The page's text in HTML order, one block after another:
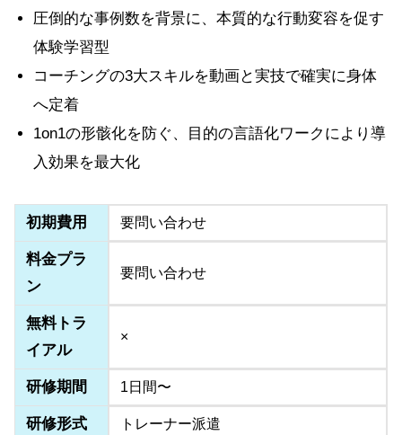
圧倒的な事例数を背景に、本質的な行動変容を促す
体験学習型
コーチングの3大スキルを動画と実技で確実に身体
へ定着
1on1の形骸化を防ぐ、目的の言語化ワークにより導
入効果を最大化
初期費用 要問い合わせ
料金プラ
ン
要問い合わせ
無料トラ
イアル
×
研修期間 1日間〜
研修形式 トレーナー派遣